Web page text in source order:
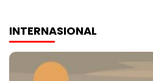
INTERNASIONAL